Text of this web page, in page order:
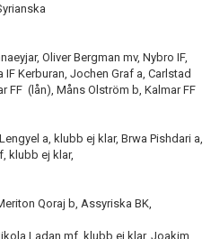
Oliver Bergman mv, Nybro IF,
Kerburan, Jochen Graf a, Carlstad
FF (lån), Måns Olström b, Kalmar FF
a, klubb ej klar, Brwa Pishdari a,
klubb ej klar,
Qoraj b, Assyriska BK,
Ladan mf, klubb ej klar, Joakim